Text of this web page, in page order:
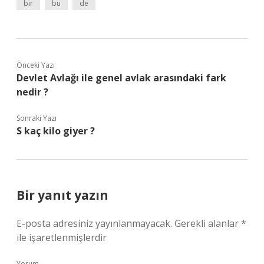
bir bu de
Önceki Yazı
Devlet Avlağı ile genel avlak arasındaki fark
nedir ?
Sonraki Yazı
S kaç kilo giyer ?
Bir yanıt yazın
E-posta adresiniz yayınlanmayacak. Gerekli alanlar*
ile işaretlenmişlerdir